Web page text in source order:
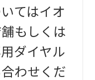
てはイオ
もしくは
ダイヤル
わせくだ